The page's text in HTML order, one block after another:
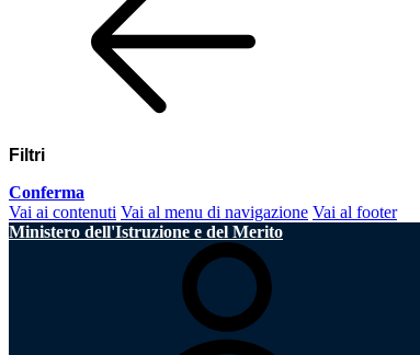
Filtri
Conferma
Vai ai contenuti Vai al menu di navigazione Vai al footer
Ministero dell'Istruzione e del Merito